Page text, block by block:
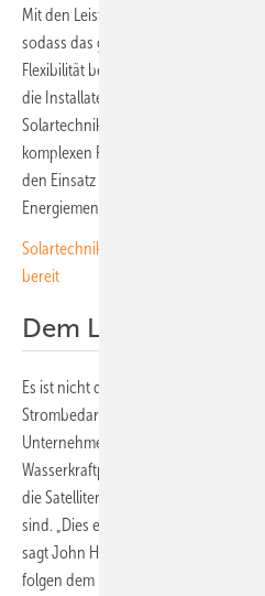
Mit den Leistungsoptimierern liefern
sodass das gesamte Projekt
Flexibilität bei der Auslegung einer
die Installateure“, erklärt Manuel
Solartechnik Zentralschweiz bei CKW,
komplexen Fällen wie diesem mit
den Einsatz von
Energiemenge erreichen können, die
Solartechnik für Dachexperten: Unser
bereit
Dem Lauf der
Es ist nicht die letzte Solaranlage, die
Strombedarf für das Rechenzentrum
Unternehmen weitere
Wasserkraftprojekte. Der Vorteil des
die Satellitenschüsseln sowohl
sind. „Dies erwies sich als ideal für
sagt John Harris, Geschäftsführer von
folgen dem Lauf der Sonne über den